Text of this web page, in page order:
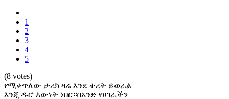
1
2
3
4
5
(8 votes)
የሚቀጥለው ታሪክ ዛሬ እንደ ተረት ይወራል
እንጂ ዱሮ እውነት ነበር።በአንድ የሀገራችን